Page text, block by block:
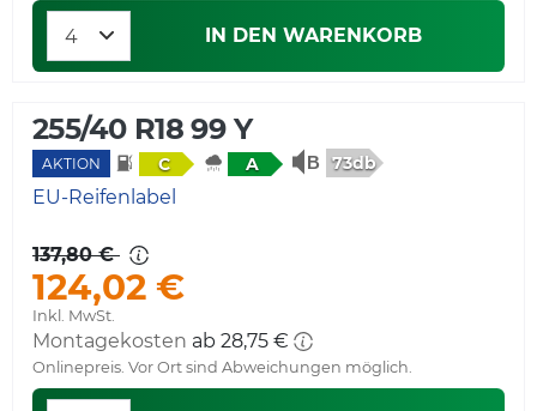
IN DEN WARENKORB
255/40 R18 99 Y
AKTION C A 73db
EU-Reifenlabel
137,80 €
124,02 €
Inkl. MwSt.
Montagekosten ab 28,75 €
Onlinepreis. Vor Ort sind Abweichungen möglich.